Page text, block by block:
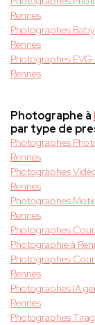
Rennes
Photographes
Rennes
Photographes EVG
Rennes
Photographe à
par type de
Photographes
Rennes
Photographes
Rennes
Photographes
Rennes
Photographes
Photographie à
Photographes
Rennes
Photographes IA
Rennes
Photographes